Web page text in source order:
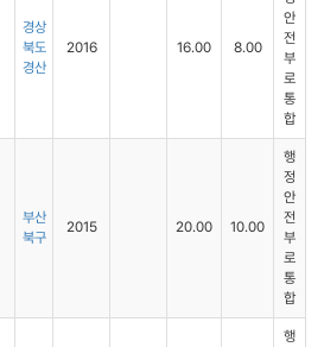
경상
북도
경산
2016 16.00 8.00
안
전
부
로
통
합
부산
북구
2015 20.00 10.00
행
정
안
전
부
로
통
합
행